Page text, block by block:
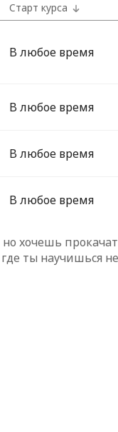
Старт курса
В любое время
В любое время
В любое время
В любое время
хочешь
ты научишься